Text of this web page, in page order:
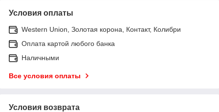
Условия оплаты
Western Union, Золотая корона, Контакт, Колибри
Оплата картой любого банка
Наличными
Все условия оплаты
Условия возврата